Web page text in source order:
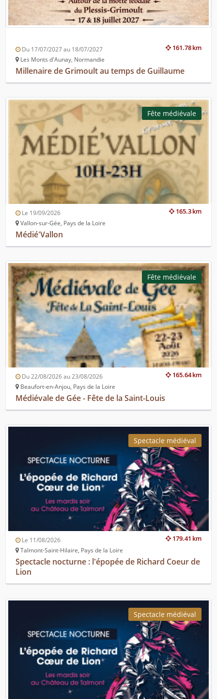
161.78 km
Du 17/07/2027 au 18/07/2027
Les Monts d'Aunay, Normandie
Millenaire de Grimoult au temps de Guillaume
Fête médiévale
165.3 km
Le 19/09/2026
Vallon-sur-Gée, Pays de la Loire
Médié'Vallon
Fête médiévale
165.64 km
Du 22/08/2026 au 23/08/2026
Beaufort-en-Anjou, Pays de la Loire
Médiévale de Gée - Fête de la Saint-Louis
Spectacle médiéval
179.41 km
Le 11/08/2026
Talmont-Saint-Hilaire, Pays de la Loire
Spectacle nocturne : l'épopée de Richard Coeur de
Lion
Spectacle médiéval